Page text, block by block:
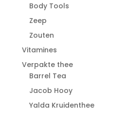
Body Tools
Zeep
Zouten
Vitamines
Verpakte thee
Barrel Tea
Jacob Hooy
Yalda Kruidenthee